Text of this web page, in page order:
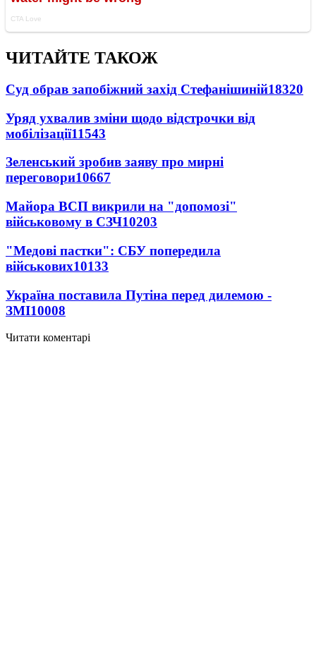
ЧИТАЙТЕ ТАКОЖ
Суд обрав запобіжний захід Стефанішиній18320
Уряд ухвалив зміни щодо відстрочки від
мобілізації11543
Зеленський зробив заяву про мирні
переговори10667
Майора ВСП викрили на "допомозі"
військовому в СЗЧ10203
"Медові пастки": СБУ попередила
військових10133
Україна поставила Путіна перед дилемою -
ЗМІ10008
Читати коментарі